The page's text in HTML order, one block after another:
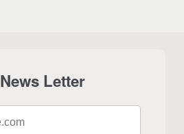
News Letter